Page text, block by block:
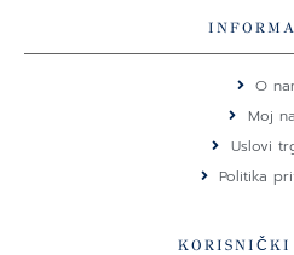
e
b
o
o
k
O
Moj
Uslovi
Politika
KORISNIČKI